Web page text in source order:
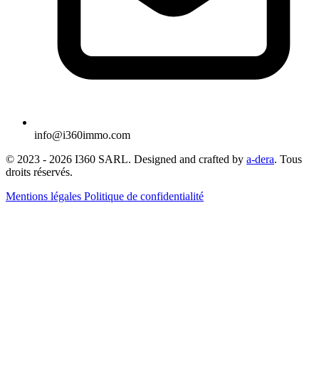
info@i360immo.com
© 2023 - 2026 I360 SARL. Designed and crafted by a-dera. Tous
droits réservés.
Mentions légales Politique de confidentialité